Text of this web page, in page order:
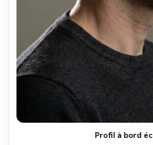
Profil à bord